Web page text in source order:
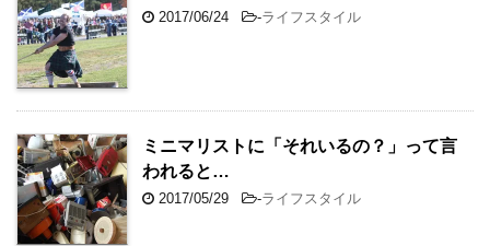
2017/06/24 -ライフスタイル
ミニマリストに「それいるの？」って言
われると…
2017/05/29 -ライフスタイル